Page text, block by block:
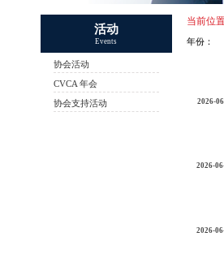
活动
Events
协会活动
CVCA 年会
协会支持活动
当前位
年份：
2026-
2026-
2026-